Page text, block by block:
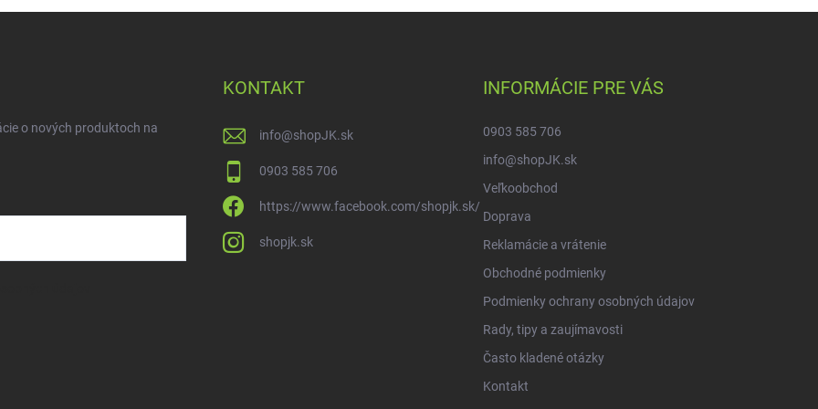
o nových produktoch na
KONTAKT
info@shopJK.sk
0903 585 706
https://www.facebook.com/shopjk.sk/
shopjk.sk
INFORMÁCIE PRE VÁS
0903 585 706
info@shopJK.sk
Veľkoobchod
Doprava
Reklamácie a vrátenie
Obchodné podmienky
Podmienky ochrany osobných údajov
Rady, tipy a zaujímavosti
Často kladené otázky
Kontakt